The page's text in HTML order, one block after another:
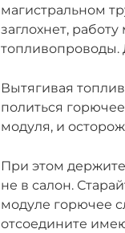
магистральном
заглохнет,
топливопроводы.
Вытягивая
политься
модуля, и
При этом
не в салон.
модуле горючее
отсоедините